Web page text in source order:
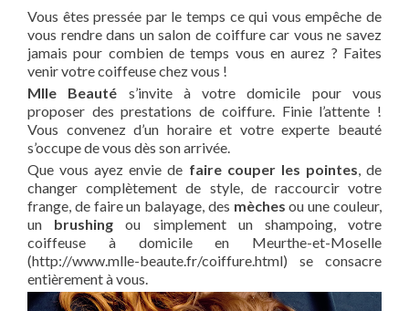
Vous êtes pressée par le temps ce qui vous empêche de
vous rendre dans un salon de coiffure car vous ne savez
jamais pour combien de temps vous en aurez ? Faites
venir votre coiffeuse chez vous !
Mlle Beauté s’invite à votre domicile pour vous
proposer des prestations de coiffure. Finie l’attente !
Vous convenez d’un horaire et votre experte beauté
s’occupe de vous dès son arrivée.
Que vous ayez envie de faire couper les pointes, de
changer complètement de style, de raccourcir votre
frange, de faire un balayage, des mèches ou une couleur,
un brushing ou simplement un shampoing, votre
coiffeuse à domicile en Meurthe-et-Moselle
(http://www.mlle-beaute.fr/coiffure.html) se consacre
entièrement à vous.